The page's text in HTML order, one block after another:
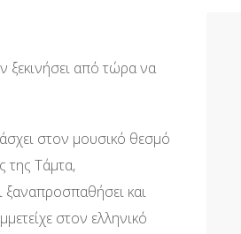
ξεκινήσει από τώρα να
στον μουσικό θεσμό
της Τάμτα,
ξαναπροσπαθήσει και
στον ελληνικό